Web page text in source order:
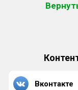
Вконтакте